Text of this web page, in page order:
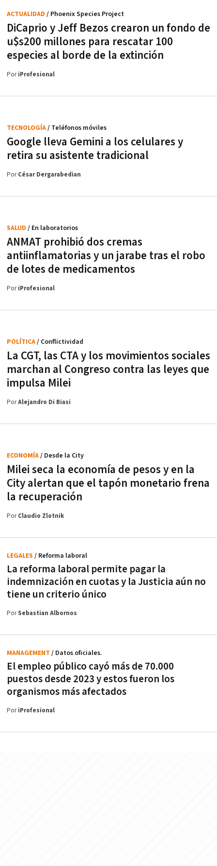
DiCaprio y Jeff Bezos crearon un fondo de
u$s200 millones para rescatar 100
especies al borde de la extinción
ACTUALIDAD / Phoenix Species Project
PoriProfesional
Google lleva Gemini a los celulares y
retira su asistente tradicional
TECNOLOGÍA/ Teléfonos móviles
PorCésar Dergarabedian
ANMAT prohibió dos cremas
antiinflamatorias y un jarabe tras el robo
de lotes de medicamentos
SALUD / En laboratorios
PoriProfesional
La CGT, las CTA y los movimientos sociales
marchan al Congreso contra las leyes que
impulsa Milei
POLÍTICA/ Conflictividad
PorAlejandro Di Biasi
Milei seca la economía de pesos y en la
City alertan que el tapón monetario frena
la recuperación
ECONOMÍA/ Desde la City
PorClaudio Zlotnik
La reforma laboral permite pagar la
indemnización en cuotas y la Justicia aún no
tiene un criterio único
LEGALES / Reforma laboral
PorSebastian Albornos
El empleo público cayó más de 70.000
puestos desde 2023 y estos fueron los
organismos más afectados
MANAGEMENT / Datos oficiales.
PoriProfesional